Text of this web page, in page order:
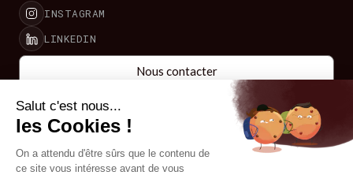
INSTAGRAM
LINKEDIN
Nous contacter
LE CABINET SAVOIR FAIRE